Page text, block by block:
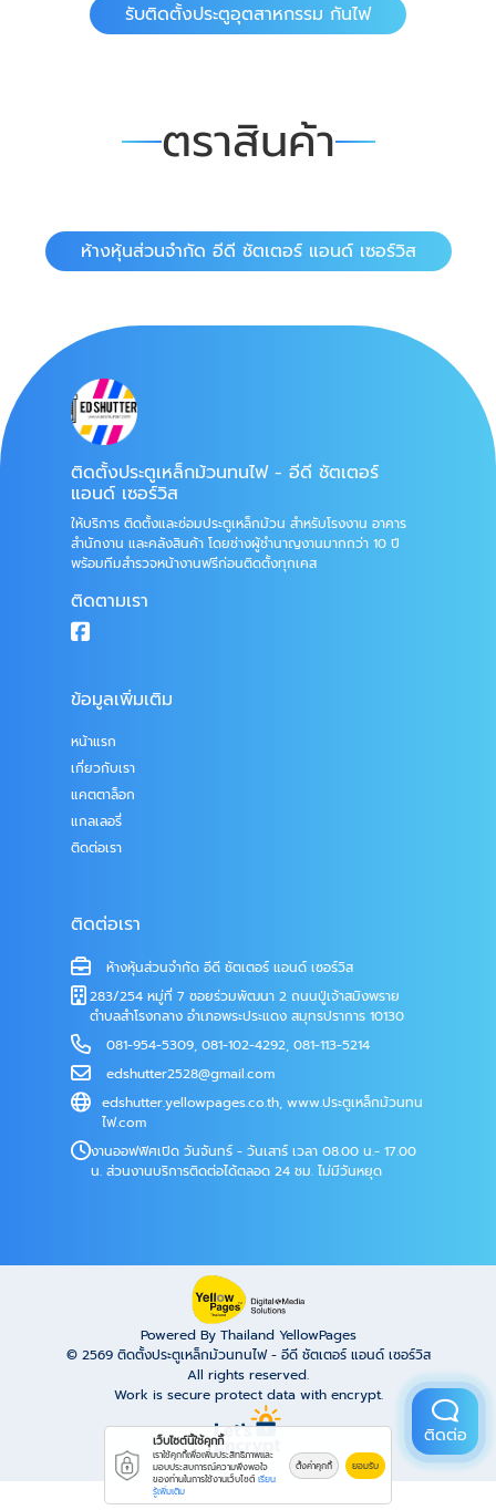
รับติดตั้งประตูอุตสาหกรรม กันไฟ
ตราสินค้า
ห้างหุ้นส่วนจำกัด อีดี ชัตเตอร์ แอนด์ เซอร์วิส
ติดตั้งประตูเหล็กม้วนทนไฟ - อีดี ชัตเตอร์
แอนด์ เซอร์วิส
ให้บริการ ติดตั้งและซ่อมประตูเหล็กม้วน สำหรับโรงงาน อาคาร
สำนักงาน และคลังสินค้า โดยช่างผู้ชำนาญงานมากกว่า 10 ปี
พร้อมทีมสำรวจหน้างานฟรีก่อนติดตั้งทุกเคส
ติดตามเรา
ข้อมูลเพิ่มเติม
หน้าแรก
เกี่ยวกับเรา
แคตตาล็อก
แกลเลอรี่
ติดต่อเรา
ติดต่อเรา
ห้างหุ้นส่วนจำกัด อีดี ชัตเตอร์ แอนด์ เซอร์วิส
283/254 หมู่ที่ 7 ซอยร่วมพัฒนา 2 ถนนปู่เจ้าสมิงพราย
ตำบลสำโรงกลาง อำเภอพระประแดง สมุทรปราการ 10130
081-954-5309, 081-102-4292, 081-113-5214
edshutter2528@gmail.com
edshutter.yellowpages.co.th,www.ประตูเหล็กม้วนทน
ไฟ.com
งานออฟฟิศเปิด วันจันทร์ - วันเสาร์ เวลา 08.00 น.- 17.00
น. ส่วนงานบริการติดต่อได้ตลอด 24 ชม. ไม่มีวันหยุด
Powered By Thailand YellowPages
© 2569 ติดตั้งประตูเหล็กม้วนทนไฟ - อีดี ชัตเตอร์ แอนด์ เซอร์วิส
All rights reserved.
Work is secure protect data with encrypt.
ติดต่อ
เว็บไซต์นี้ใช้คุกกี้
เราใช้คุกกี้เพื่อเพิ่มประสิทธิภาพและ
มอบประสบการณ์ความพึงพอใจ
ของท่านในการใช้งานเว็บไซต์ เรียน
รู้เพิ่มเติม
ตั้งค่าคุกกี้ ยอมรับ